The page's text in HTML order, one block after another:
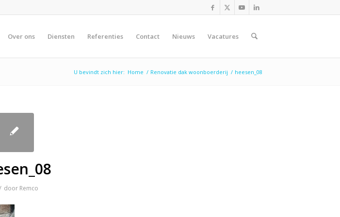
Over ons Diensten Referenties Contact Nieuws Vacatures
U bevindt zich hier: Home / Renovatie dak woonboerderij / heesen_08
door Remco